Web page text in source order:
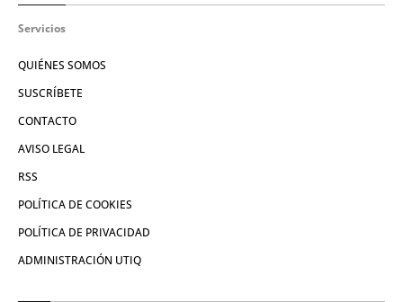
Servicios
QUIÉNES SOMOS
SUSCRÍBETE
CONTACTO
AVISO LEGAL
RSS
POLÍTICA DE COOKIES
POLÍTICA DE PRIVACIDAD
ADMINISTRACIÓN UTIQ